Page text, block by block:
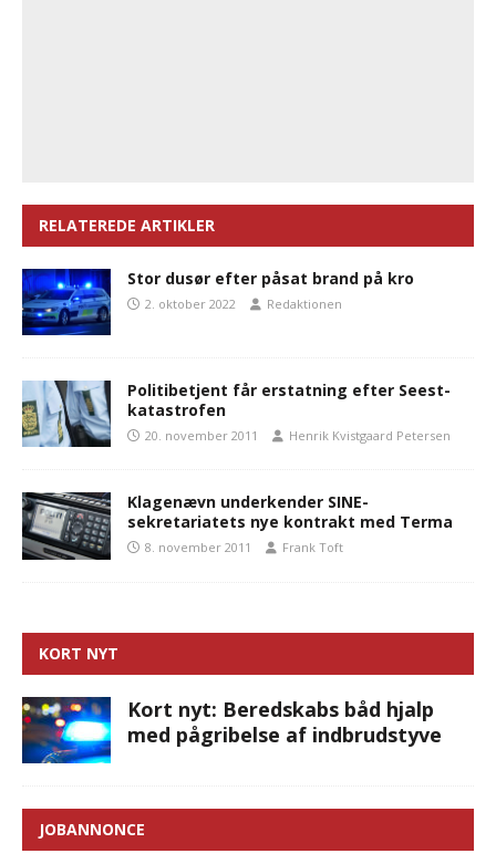
RELATEREDE ARTIKLER
Stor dusør efter påsat brand på kro
2. oktober 2022 Redaktionen
Politibetjent får erstatning efter Seest-
katastrofen
20. november 2011 Henrik Kvistgaard Petersen
Klagenævn underkender SINE-
sekretariatets nye kontrakt med Terma
8. november 2011 Frank Toft
KORT NYT
Kort nyt: Beredskabs båd hjalp
med pågribelse af indbrudstyve
JOBANNONCE